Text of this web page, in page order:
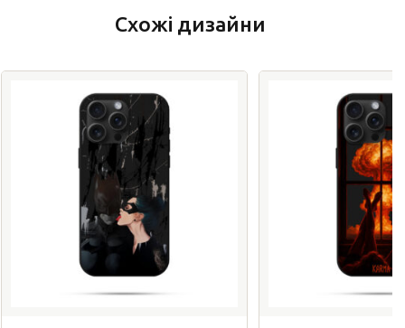
Схожі дизайни